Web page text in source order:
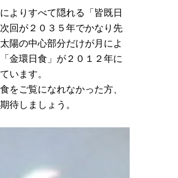
よりすべて隠れる「皆既日
回が２０３５年でかなり先
陽の中心部分だけが月によ
金環日食」が２０１２年に
います。
をご覧になれなかった方、
待しましょう。